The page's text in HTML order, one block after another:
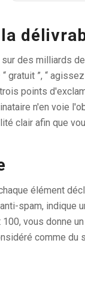
des milliards
”, “
points
n'en voie
clair afin que
élément
spam,
vous donne
comme du